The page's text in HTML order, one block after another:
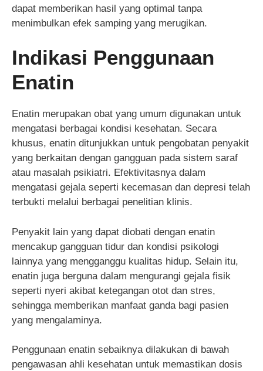
dapat memberikan hasil yang optimal tanpa
menimbulkan efek samping yang merugikan.
Indikasi Penggunaan
Enatin
Enatin merupakan obat yang umum digunakan untuk
mengatasi berbagai kondisi kesehatan. Secara
khusus, enatin ditunjukkan untuk pengobatan penyakit
yang berkaitan dengan gangguan pada sistem saraf
atau masalah psikiatri. Efektivitasnya dalam
mengatasi gejala seperti kecemasan dan depresi telah
terbukti melalui berbagai penelitian klinis.
Penyakit lain yang dapat diobati dengan enatin
mencakup gangguan tidur dan kondisi psikologi
lainnya yang mengganggu kualitas hidup. Selain itu,
enatin juga berguna dalam mengurangi gejala fisik
seperti nyeri akibat ketegangan otot dan stres,
sehingga memberikan manfaat ganda bagi pasien
yang mengalaminya.
Penggunaan enatin sebaiknya dilakukan di bawah
pengawasan ahli kesehatan untuk memastikan dosis